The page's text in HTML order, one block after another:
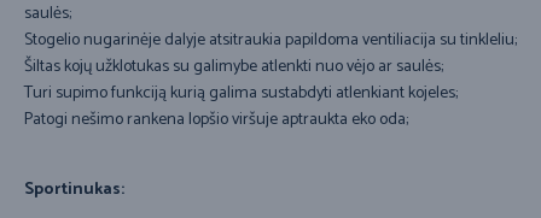
saulės;
Stogelio nugarinėje dalyje atsitraukia papildoma ventiliacija su tinkleliu;
Šiltas kojų užklotukas su galimybe atlenkti nuo vėjo ar saulės;
Turi supimo funkciją kurią galima sustabdyti atlenkiant kojeles;
Patogi nešimo rankena lopšio viršuje aptraukta eko oda;
Sportinukas: